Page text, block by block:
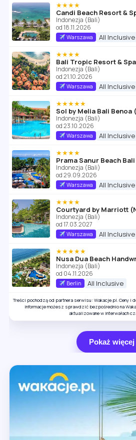
★★★★
Candi Beach Resort &
Indonezja (Bali)
od 18.11.2026
Warszawa All Inclusive
★★★★
Bali Tropic Resort & Spa
Indonezja (Bali)
od 21.10.2026
Warszawa All Inclusive
★★★★★
Indonezja (Bali)
od 23.10.2026
Warszawa All Inclusive
★★★★
Prama Sanur Beach Bali
Indonezja (Bali)
od 29.09.2026
Warszawa All Inclusive
★★★★
Indonezja (Bali)
od 17.03.2027
Warszawa All Inclusive
★★★★★
Indonezja (Bali)
od 04.11.2026
Berlin All Inclusive
Treści pochodzą od partnera serwisu: Wakacje.pl. Ceny i
informacje możesz sprawdzić bezpośrednio na
aktualizowane w interwałach
Pokaż więcej